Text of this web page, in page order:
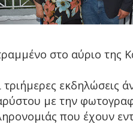
στο αύριο της
τριήμερες εκδηλώσεις
με την
που έχουν